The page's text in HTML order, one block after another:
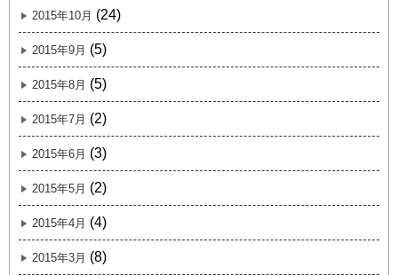
2015年10月 (24)
2015年9月 (5)
2015年8月 (5)
2015年7月 (2)
2015年6月 (3)
2015年5月 (2)
2015年4月 (4)
2015年3月 (8)